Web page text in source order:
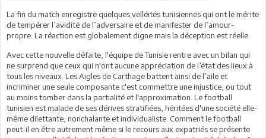
La fin du match enregistre quelques velléités tunisiennes qui ont le mérite
de tempérer l’avidité de l’adversaire et de manifester de l’amour-
propre. La réaction est globalement digne mais la déception est réelle.
Avec cette nouvelle défaite, l'équipe de Tunisie rentre avec un bilan qui
ne surprend que ceux qui n'ont aucune appréciation de l’état des lieux à
tous les niveaux. Les Aigles de Carthage battent ainsi de l’aile et
incriminer une seule composante c'est commettre une injustice, ou tout
au moins tomber dans la partialité et l'approximation. Le football
tunisien est malade de ses dérives stratifiées, héritées d'une société elle-
même dilettante, nonchalante et individualiste. Comment le football
peut-il en être autrement même si le recours aux expatriés se présente